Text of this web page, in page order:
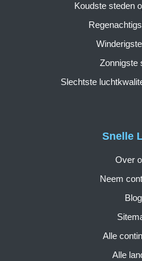
Snelle
Over
Neem
Blog
Alle
Alle
Koudste steden
Zonnigste
Slechtste